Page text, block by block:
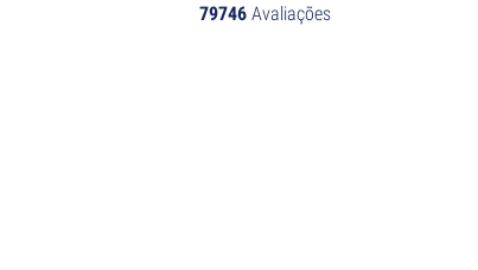
79746 Avaliações